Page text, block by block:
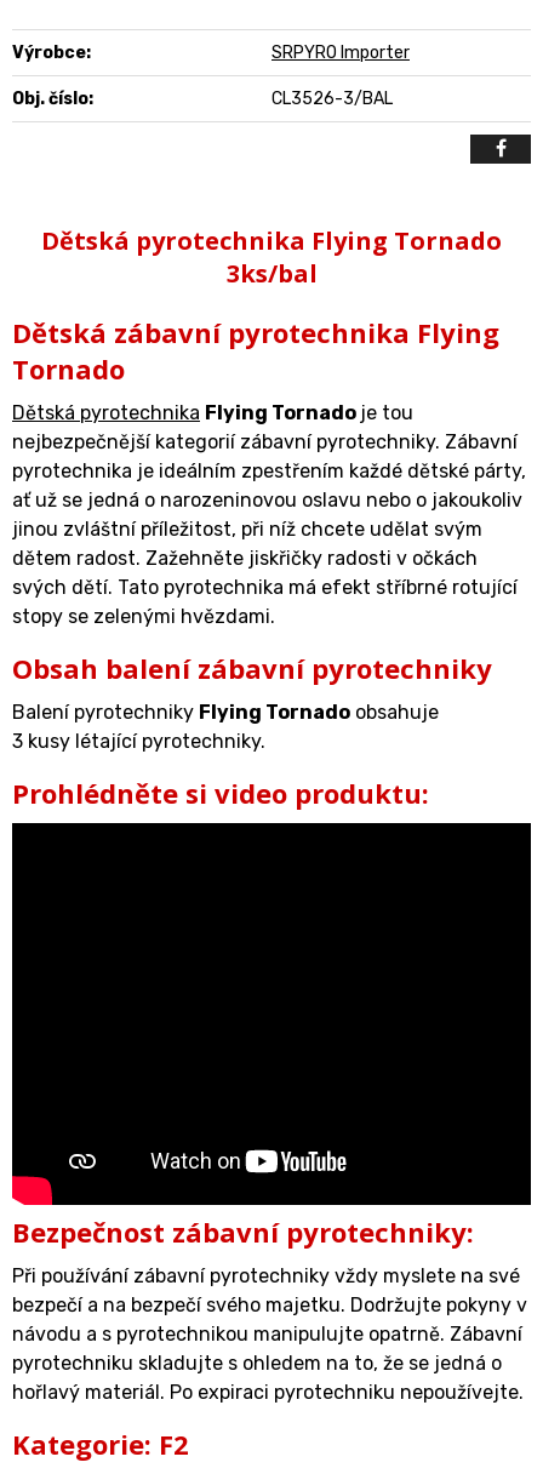
Výrobce: SRPYRO Importer
Obj. číslo: CL3526-3/BAL
Dětská pyrotechnika Flying Tornado
3ks/bal
Dětská zábavní pyrotechnika Flying
Tornado
Dětská pyrotechnika Flying Tornado je tou
nejbezpečnější kategorií zábavní pyrotechniky. Zábavní
pyrotechnika je ideálním zpestřením každé dětské párty,
ať už se jedná o narozeninovou oslavu nebo o jakoukoliv
jinou zvláštní příležitost, při níž chcete udělat svým
dětem radost. Zažehněte jiskřičky radosti v očkách
svých dětí. Tato pyrotechnika má efekt stříbrné rotující
stopy se zelenými hvězdami.
Obsah balení zábavní pyrotechniky
Balení pyrotechniky Flying Tornado obsahuje
3 kusy létající pyrotechniky.
Prohlédněte si video produktu:
Bezpečnost zábavní pyrotechniky:
Při používání zábavní pyrotechniky vždy myslete na své
bezpečí a na bezpečí svého majetku. Dodržujte pokyny v
návodu a s pyrotechnikou manipulujte opatrně. Zábavní
pyrotechniku skladujte s ohledem na to, že se jedná o
hořlavý materiál. Po expiraci pyrotechniku nepoužívejte.
Kategorie: F2